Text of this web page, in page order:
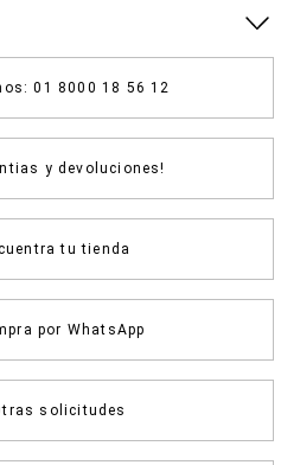
01 8000 18 56 12
y devoluciones!
tu tienda
por WhatsApp
solicitudes